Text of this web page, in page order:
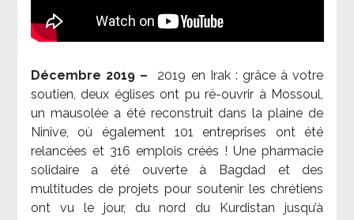
Décembre 2019 – 2019 en Irak : grâce à votre
soutien, deux églises ont pu ré-ouvrir à Mossoul,
un mausolée a été reconstruit dans la plaine de
Ninive, où également 101 entreprises ont été
relancées et 316 emplois créés ! Une pharmacie
solidaire a été ouverte à Bagdad et des
multitudes de projets pour soutenir les chrétiens
ont vu le jour, du nord du Kurdistan jusqu’à